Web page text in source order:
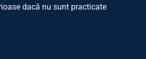
dacă nu sunt practicate